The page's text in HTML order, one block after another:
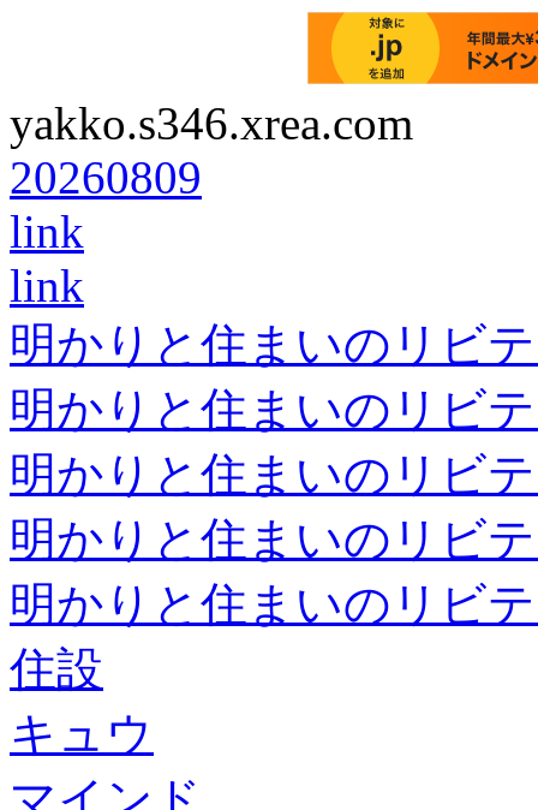
yakko.s346.xrea.com
20260809
link
link
明かりと住まいのリビ
明かりと住まいのリビ
明かりと住まいのリビ
明かりと住まいのリビ
明かりと住まいのリビ
住設
キュウ
マインド